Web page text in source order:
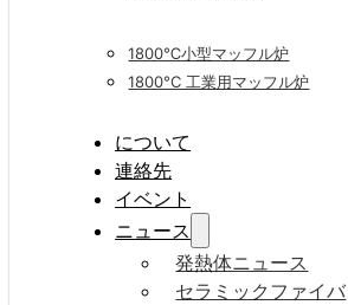
1800℃小型マッフル炉
1800°C 工業用マッフル炉
について
連絡先
イベント
ニュース
発熱体ニュース
セラミックファイバ